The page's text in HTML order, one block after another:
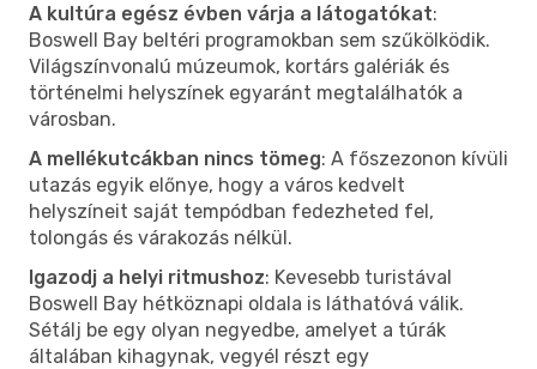
A kultúra egész évben várja a látogatókat:
Boswell Bay beltéri programokban sem szűkölködik.
Világszínvonalú múzeumok, kortárs galériák és
történelmi helyszínek egyaránt megtalálhatók a
városban.
A mellékutcákban nincs tömeg: A főszezonon kívüli
utazás egyik előnye, hogy a város kedvelt
helyszíneit saját tempódban fedezheted fel,
tolongás és várakozás nélkül.
Igazodj a helyi ritmushoz: Kevesebb turistával
Boswell Bay hétköznapi oldala is láthatóvá válik.
Sétálj be egy olyan negyedbe, amelyet a túrák
általában kihagynak, vegyél részt egy